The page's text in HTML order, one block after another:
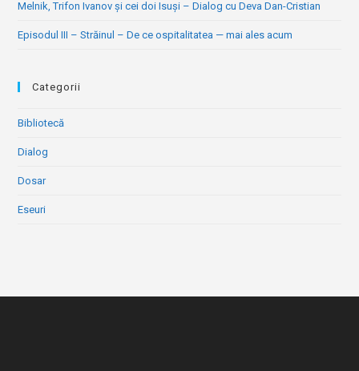
Melnik, Trifon Ivanov și cei doi Isuși – Dialog cu Deva Dan-Cristian
Episodul III – Străinul – De ce ospitalitatea — mai ales acum
Categorii
Bibliotecă
Dialog
Dosar
Eseuri